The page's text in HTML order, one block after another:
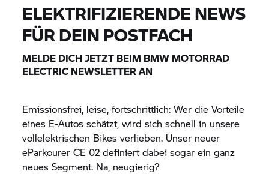
ELEKTRIFIZIERENDE NEWS
FÜR DEIN POSTFACH
MELDE DICH JETZT BEIM BMW MOTORRAD
ELECTRIC NEWSLETTER AN
Emissionsfrei, leise, fortschrittlich: Wer die Vorteile
eines E-Autos schätzt, wird sich schnell in unsere
vollelektrischen Bikes verlieben. Unser neuer
eParkourerCE 02 definiert dabei sogar ein ganz
neues Segment. Na, neugierig?